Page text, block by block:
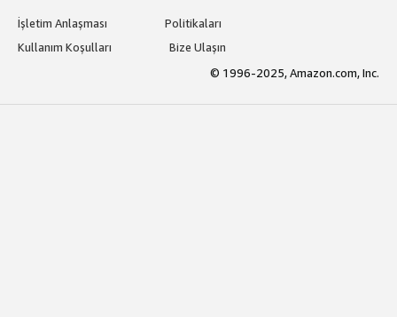
İşletim Anlaşması
Politikaları
Kullanım Koşulları
Bize Ulaşın
© 1996-2025, Amazon.com, Inc.